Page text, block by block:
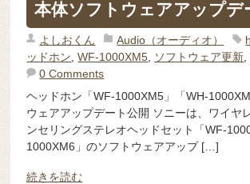
本体ソフトウェアアップデ
よしおくん Audio（オーディオ）
ッドホン ,WF-1000XM5 ソフトウェア更新
0 Comments
ヘッドホン「WF-1000XM5」「WH-
ウェアアップデート公開 ソニーは、ワイヤ
ンセリングステレオヘッドセット「WF-
1000XM6」のソフトウェアアップ […]
続きを読む